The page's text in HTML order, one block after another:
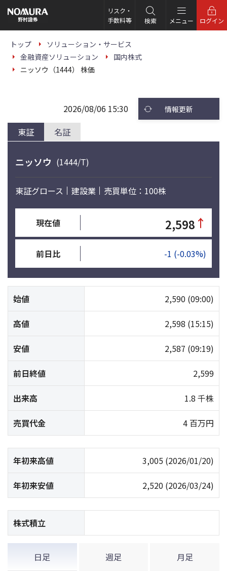
の
ー
リスク・
手数料等
検索 メニュー ログイン
トップ
ソリューション・サービス
金融資産ソリューション
国内株式
ニッソウ（1444） 株価
東証 名証
2026/08/06 15:30 情報更新
ニッソウ (1444/T)
東証グロース 建設業 売買単位：100株
現在値 2,598 ↑
前日比 -1 (-0.03%)
始値 2,590 (09:00)
高値 2,598 (15:15)
安値 2,587 (09:19)
前日終値 2,599
出来高 1.8 千株
売買代金 4 百万円
年初来高値 3,005 (2026/01/20)
年初来安値 2,520 (2026/03/24)
株式積立
日足 週足 月足